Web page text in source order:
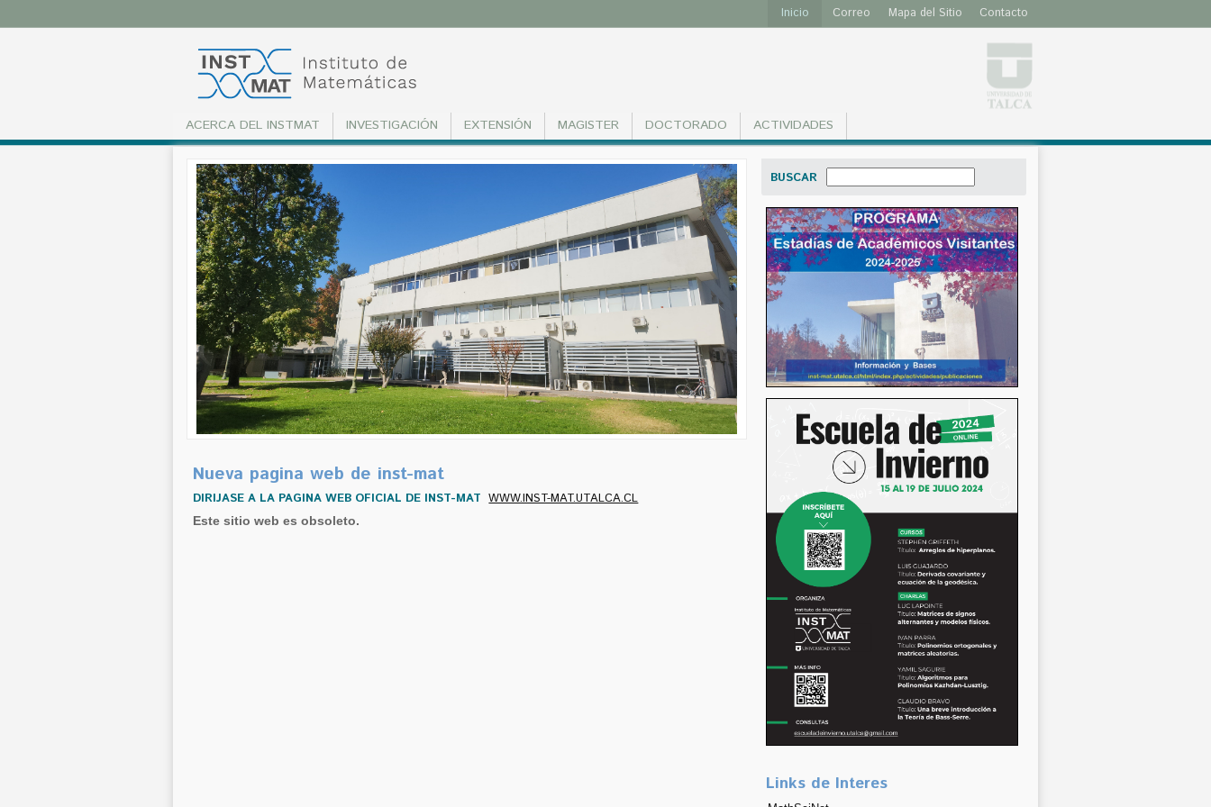
Inicio Correo Mapa del Sitio Contacto
ACERCA DEL INSTMAT INVESTIGACIÓN EXTENSIÓN MAGISTER DOCTORADO ACTIVIDADES
Nueva pagina web de inst-mat
DIRIJASE A LA PAGINA WEB OFICIAL DE INST-MATWWW.INST-MAT.UTALCA.CL
Este sitio web es obsoleto.
BUSCAR
Links de Interes